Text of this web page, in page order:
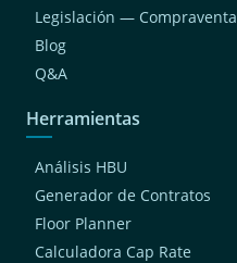
Legislación — Compraventa
Blog
Q&A
Herramientas
Análisis HBU
Generador de Contratos
Floor Planner
Calculadora Cap Rate